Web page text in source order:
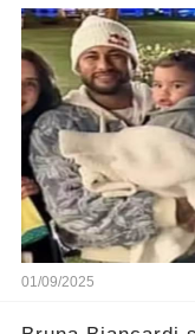
01/09/2025